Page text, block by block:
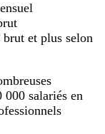
et plus selon
salariés en